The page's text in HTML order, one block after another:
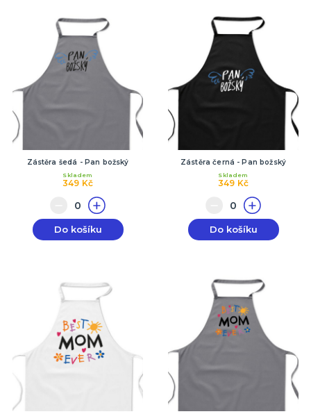
Zástěra šedá - Pan božský
349 Kč
Skladem
Do košíku
Zástěra černá - Pan božský
349 Kč
Skladem
Do košíku